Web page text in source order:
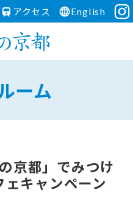
アクセス English
ーム
京都」でみつけ
キャンペーン